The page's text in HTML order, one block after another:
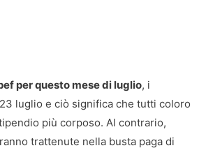
per questo mese di luglio, i
luglio e ciò significa che tutti coloro
più corposo. Al contrario,
trattenute nella busta paga di